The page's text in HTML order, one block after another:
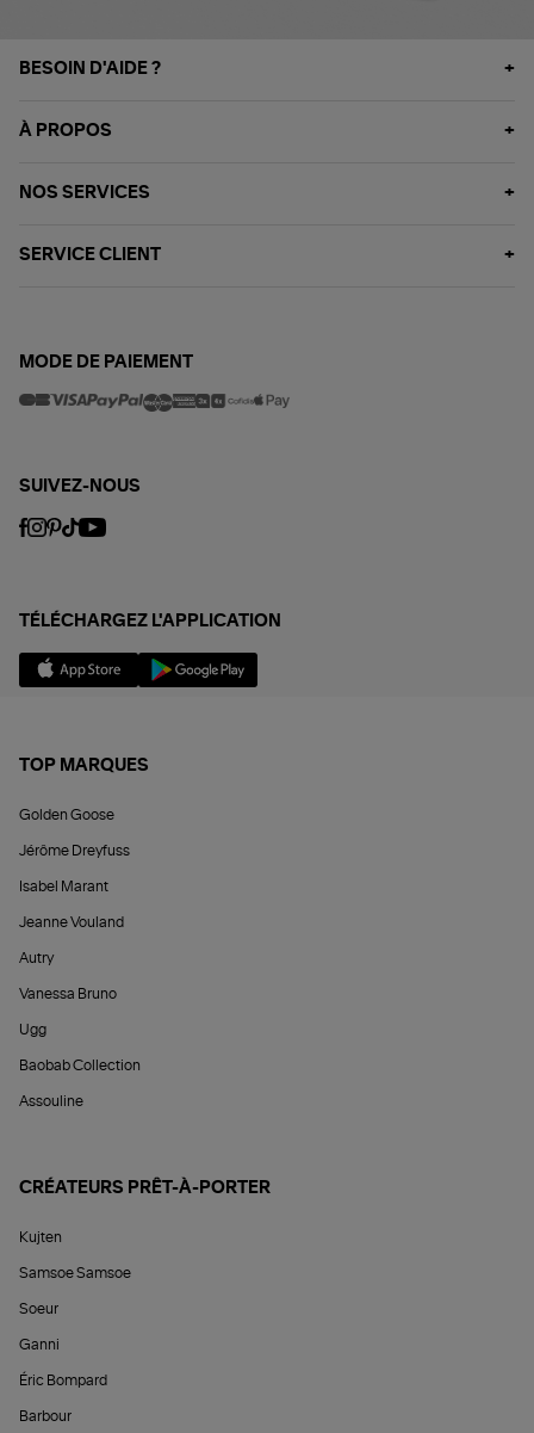
BESOIN D'AIDE ?
À PROPOS
NOS SERVICES
SERVICE CLIENT
MODE DE PAIEMENT
SUIVEZ-NOUS
TÉLÉCHARGEZ L'APPLICATION
TOP MARQUES
Golden Goose
Jérôme Dreyfuss
Isabel Marant
Jeanne Vouland
Autry
Vanessa Bruno
Ugg
Baobab Collection
Assouline
CRÉATEURS PRÊT-À-PORTER
Kujten
Samsoe Samsoe
Soeur
Ganni
Éric Bompard
Barbour